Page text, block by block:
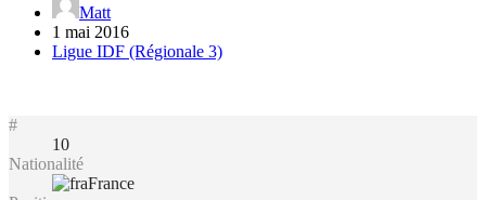
Matt
1 mai 2016
Ligue IDF (Régionale 3)
#
10
Nationalité
France